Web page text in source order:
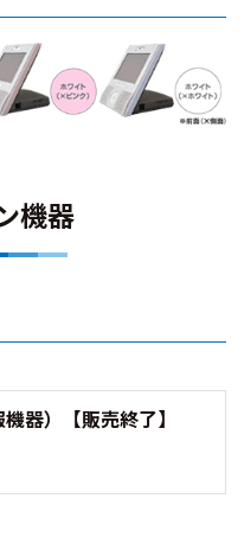
機器
器）【販売終了】